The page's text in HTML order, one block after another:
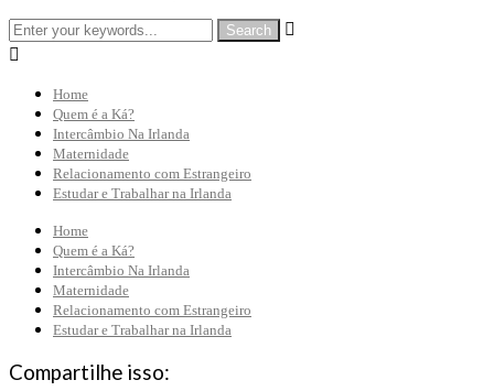


Home
Quem é a Ká?
Intercâmbio Na Irlanda
Maternidade
Relacionamento com Estrangeiro
Estudar e Trabalhar na Irlanda
Home
Quem é a Ká?
Intercâmbio Na Irlanda
Maternidade
Relacionamento com Estrangeiro
Estudar e Trabalhar na Irlanda
Compartilhe isso: